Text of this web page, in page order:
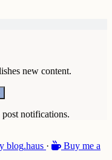
new content.
notifications.
blog.haus ·
Buy me a